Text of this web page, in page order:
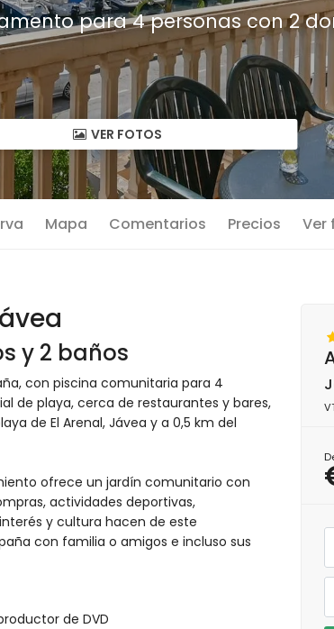
para 4 personas con 2
VER FOTOS
Mapa Comentarios Precios Ver
y 2 baños
con piscina comunitaria para 4
de playa, cerca de restaurantes y bares,
de El Arenal, Jávea y a 0,5 km del
ofrece un jardín comunitario con
actividades deportivas,
y cultura hacen de este
con familia o amigos e incluso sus
de DVD